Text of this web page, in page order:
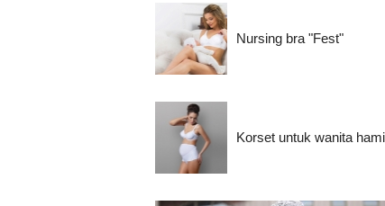
Nursing bra "Fest"
Korset untuk wanita